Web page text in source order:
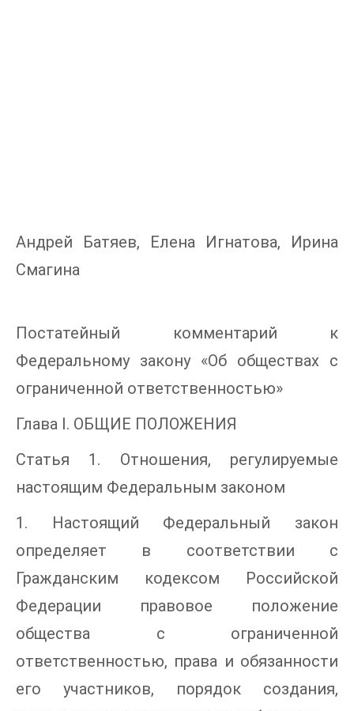
Андрей Батяев, Елена Игнатова, Ирина
Смагина
Постатейный комментарий к
Федеральному закону «Об обществах с
ограниченной ответственностью»
Глава I. ОБЩИЕ ПОЛОЖЕНИЯ
Статья 1. Отношения, регулируемые
настоящим Федеральным законом
1. Настоящий Федеральный закон
определяет в соответствии с
Гражданским кодексом Российской
Федерации правовое положение
общества с ограниченной
ответственностью, права и обязанности
его участников, порядок создания,